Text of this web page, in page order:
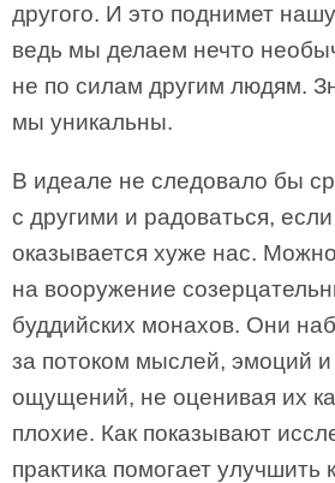
другого. И это поднимет
ведь мы делаем нечто
не по силам другим людям.
мы уникальны.
В идеале не следовало бы
с другими и радоваться,
оказывается хуже нас.
на вооружение
буддийских монахов. Они
за потоком мыслей, эмоций
ощущений, не оценивая их
плохие. Как показывают
практика помогает улучшить